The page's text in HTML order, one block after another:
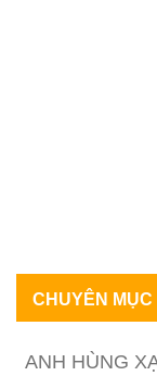
CHUYÊN
ANH HÙNG